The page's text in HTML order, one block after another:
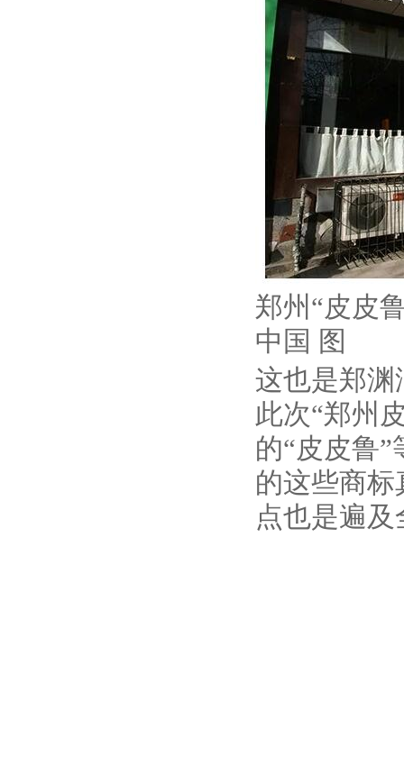
郑州“皮皮
中国 图
这也是郑渊
此次“郑州
的“皮皮鲁
的这些商标
点也是遍及